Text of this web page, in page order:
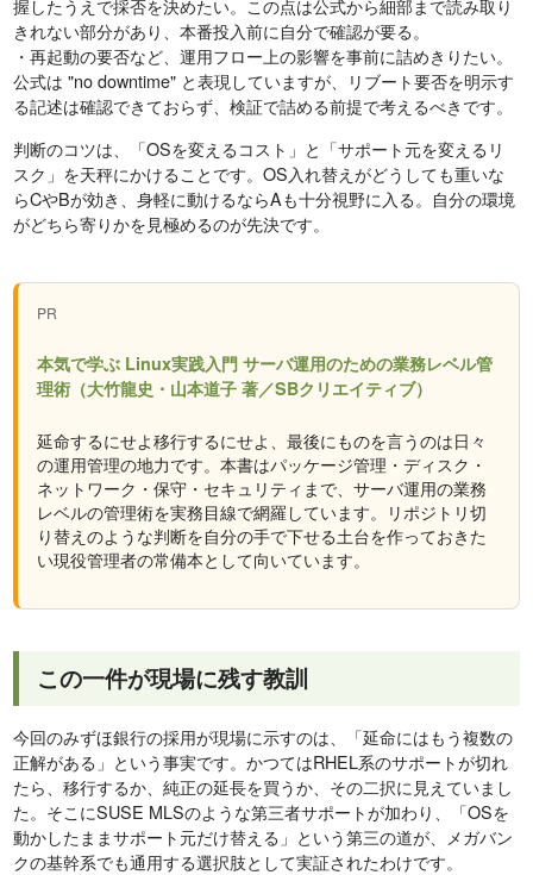
きれない部分があり、本番投入前に自分で確認が要る。
・再起動の要否など、運用フロー上の影響を事前に詰めきりたい。
公式は "no downtime" と表現していますが、リブート要否を明示す
る記述は確認できておらず、検証で詰める前提で考えるべきです。
判断のコツは、「OSを変えるコスト」と「サポート元を変えるリ
スク」を天秤にかけることです。OS入れ替えがどうしても重いな
らCやBが効き、身軽に動けるならAも十分視野に入る。自分の環境
がどちら寄りかを見極めるのが先決です。
PR
本気で学ぶ Linux実践入門 サーバ運用のための業務レベル管
理術（大竹龍史・山本道子 著／SBクリエイティブ）
延命するにせよ移行するにせよ、最後にものを言うのは日々
の運用管理の地力です。本書はパッケージ管理・ディスク・
ネットワーク・保守・セキュリティまで、サーバ運用の業務
レベルの管理術を実務目線で網羅しています。リポジトリ切
り替えのような判断を自分の手で下せる土台を作っておきた
い現役管理者の常備本として向いています。
この一件が現場に残す教訓
今回のみずほ銀行の採用が現場に示すのは、「延命にはもう複数の
正解がある」という事実です。かつてはRHEL系のサポートが切れ
たら、移行するか、純正の延長を買うか、その二択に見えていまし
た。そこにSUSE MLSのような第三者サポートが加わり、「OSを
動かしたままサポート元だけ替える」という第三の道が、メガバン
クの基幹系でも通用する選択肢として実証されたわけです。